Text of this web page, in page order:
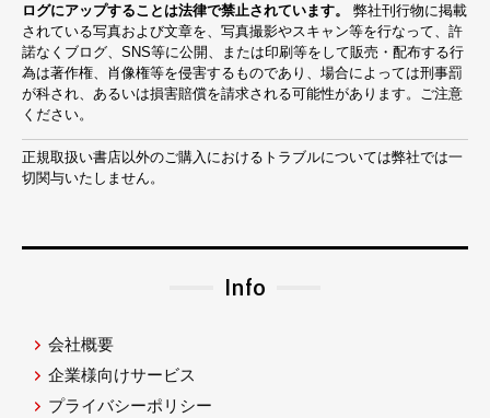
ログにアップすることは法律で禁止されています。
弊社刊行物に掲載
されている写真および文章を、写真撮影やスキャン等を行なって、許
諾なくブログ、SNS等に公開、または印刷等をして販売・配布する行
為は著作権、肖像権等を侵害するものであり、場合によっては刑事罰
が科され、あるいは損害賠償を請求される可能性があります。ご注意
ください。
正規取扱い書店以外のご購入におけるトラブルについては弊社では一
切関与いたしません。
Info
会社概要
企業様向けサービス
プライバシーポリシー